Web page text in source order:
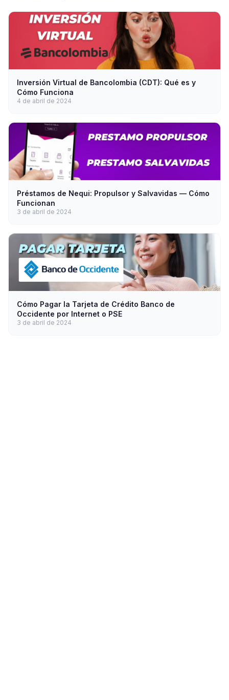
Inversión Virtual de Bancolombia (CDT): Qué es y
Cómo Funciona
4 de abril de 2024
Préstamos de Nequi: Propulsor y Salvavidas — Cómo
Funcionan
3 de abril de 2024
Cómo Pagar la Tarjeta de Crédito Banco de
Occidente por Internet o PSE
3 de abril de 2024